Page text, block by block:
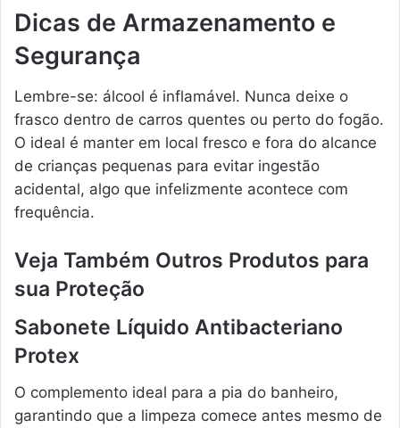
Dicas de Armazenamento e
Segurança
Lembre-se: álcool é inflamável. Nunca deixe o
frasco dentro de carros quentes ou perto do fogão.
O ideal é manter em local fresco e fora do alcance
de crianças pequenas para evitar ingestão
acidental, algo que infelizmente acontece com
frequência.
Veja Também Outros Produtos para
sua Proteção
Sabonete Líquido Antibacteriano
Protex
O complemento ideal para a pia do banheiro,
garantindo que a limpeza comece antes mesmo de